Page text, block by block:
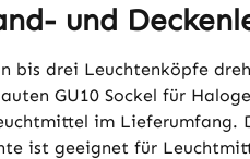
und
drei Leuchtenköpfe
GU10 Sockel für
im Lieferumfang.
ist geeignet für